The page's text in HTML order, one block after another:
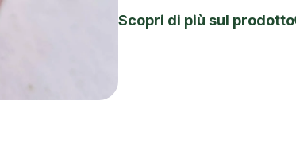
Scopri di più sul prodotto